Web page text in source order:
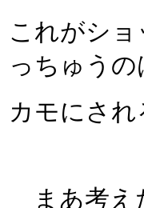
これがシ
っちゅう
カモにされ
まあ考え